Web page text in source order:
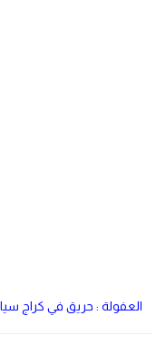
العفولة : حريق في كراج